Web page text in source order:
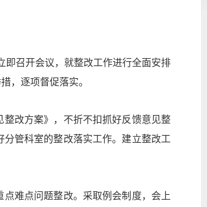
即召开会议，就整改工作进行全面安排
，逐项督促落实。
整改方案》，不折不扣抓好反馈意见整
管科室的整改落实工作。建立整改工
难点问题整改。采取例会制度，会上